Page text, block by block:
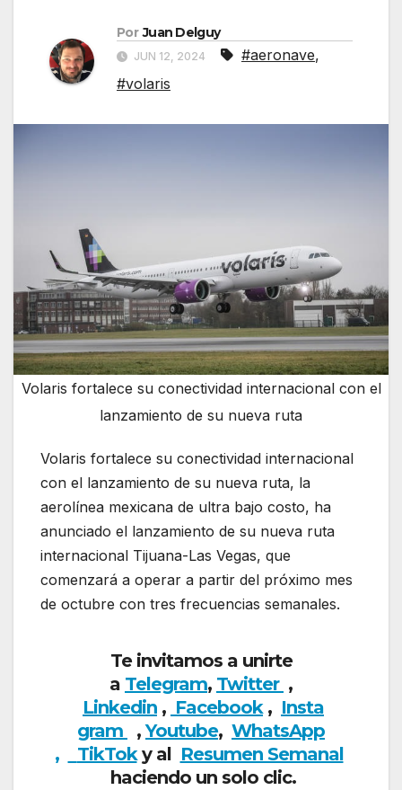
Por Juan Delguy
JUN 12, 2024 #aeronave,
#volaris
Volaris fortalece su conectividad internacional con el
lanzamiento de su nueva ruta
Volaris fortalece su conectividad internacional
con el lanzamiento de su nueva ruta, la
aerolínea mexicana de ultra bajo costo, ha
anunciado el lanzamiento de su nueva ruta
internacional Tijuana-Las Vegas, que
comenzará a operar a partir del próximo mes
de octubre con tres frecuencias semanales.
Te invitamos a unirte
a Telegram, Twitter ,
Linkedin , Facebook, Insta
gram
,Youtube, WhatsApp
,
TikToky al Resumen Semanal
haciendo un solo clic.